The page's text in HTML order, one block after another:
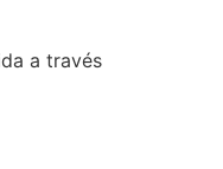
a través